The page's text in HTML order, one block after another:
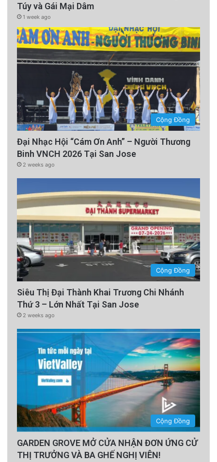
Túy và Gái Mại Dâm
1 week ago
Cộng Đồng
Đại Nhạc Hội “Cám Ơn Anh” – Người Thương
Binh VNCH 2026 Tại San Jose
2 weeks ago
Cộng Đồng
Siêu Thị Đại Thành Khai Trương Chi Nhánh
Thứ 3 – Lớn Nhất Tại San Jose
2 weeks ago
Cộng Đồng
GARDEN GROVE MỞ CỬA NHẬN ĐƠN ỨNG CỬ
THỊ TRƯỞNG VÀ BA GHẾ NGHỊ VIÊN!